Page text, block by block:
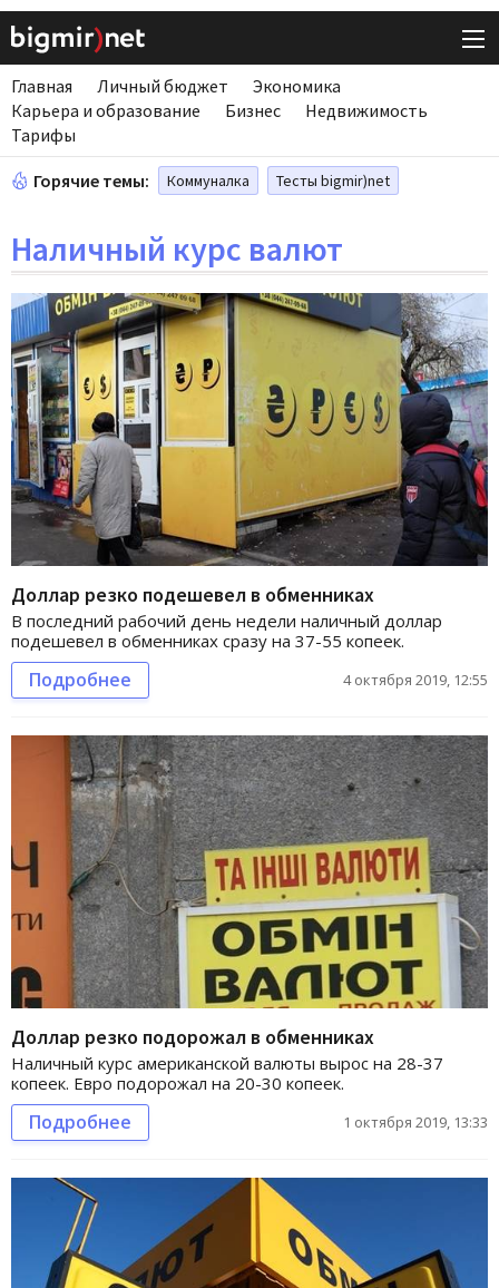
Главная Личный бюджет
Экономика
Карьера и образование
Бизнес
Недвижимость
Тарифы
Горячие темы: Коммуналка Тесты bigmir)net
Наличный курс валют
Доллар резко подешевел в обменниках
В последний рабочий день недели наличный доллар
подешевел в обменниках сразу на 37-55 копеек.
Подробнее 4 октября 2019, 12:55
Доллар резко подорожал в обменниках
Наличный курс американской валюты вырос на 28-37
копеек. Евро подорожал на 20-30 копеек.
Подробнее 1 октября 2019, 13:33